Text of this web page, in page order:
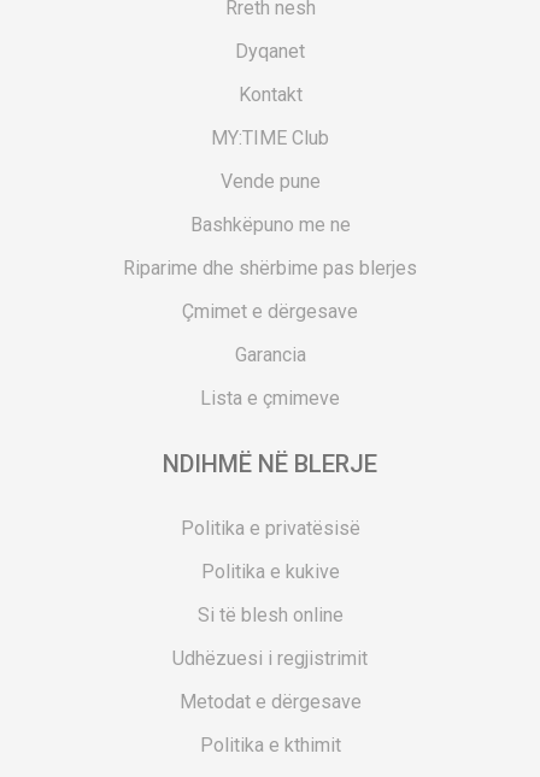
Rreth nesh
Dyqanet
Kontakt
MY:TIME Club
Vende pune
Bashkëpuno me ne
Riparime dhe shërbime pas blerjes
Çmimet e dërgesave
Garancia
Lista e çmimeve
NDIHMË NË BLERJE
Politika e privatësisë
Politika e kukive
Si të blesh online
Udhëzuesi i regjistrimit
Metodat e dërgesave
Politika e kthimit